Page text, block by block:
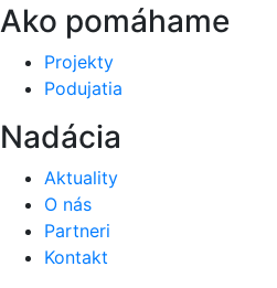
Ako pomáhame
Projekty
Podujatia
Nadácia
Aktuality
O nás
Partneri
Kontakt